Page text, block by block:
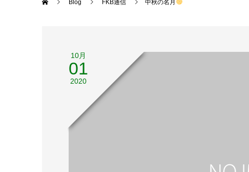
Blog FKB通信 中秋の名月
10月
01
2020